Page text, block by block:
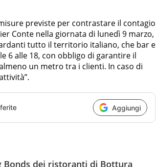
previste per contrastare il contagio
Conte nella giornata di lunedì 9 marzo,
tutto il territorio italiano, che bar e
6 alle 18, con obbligo di garantire il
un metro tra i clienti. In caso di
Aggiungi
Bonds dei ristoranti di Bottura